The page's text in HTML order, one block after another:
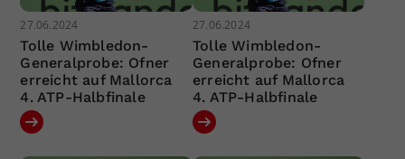
27.06.2024
Tolle Wimbledon-
Generalprobe: Ofner
erreicht auf Mallorca
4. ATP-Halbfinale
27.06.2024
Tolle Wimbledon-
Generalprobe: Ofner
erreicht auf Mallorca
4. ATP-Halbfinale